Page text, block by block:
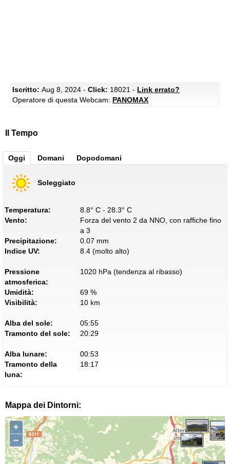
Iscritto: Aug 8, 2024 - Click: 18021 - Link errato?
Operatore di questa Webcam: PANOMAX
Il Tempo
Oggi Domani Dopodomani
Soleggiato
Temperatura:
8.8° C - 28.3° C
Vento:
Forza del vento 2 da NNO, con raffiche fino
a 3
Precipitazione:
0.07 mm
Indice UV:
8.4 (molto alto)
Pressione
atmosferica:
1020 hPa (tendenza al ribasso)
Umidità:
69 %
Visibilità:
10 km
Alba del sole:
05:55
Tramonto del sole:
20:29
Alba lunare:
00:53
Tramonto della
luna:
18:17
Mappa dei Dintorni:
+
−